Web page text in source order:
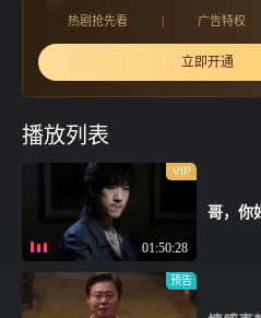
热剧抢先看 | 广告特权
立即开通
播放列表
01:50:28
VIP
哥，你
预告